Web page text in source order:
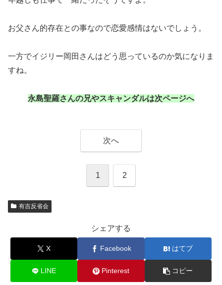
お父さん的存在との事なので恋愛感情はないでしょう。
一方でイジリー岡田さんはどう思っているのか気になりま
すね。
永島聖羅さんの兄やスキャンダルは次ページへ
次へ
1 2
有吉反省会
シェアする
X Facebook はてブ
LINE Pinterest コピー